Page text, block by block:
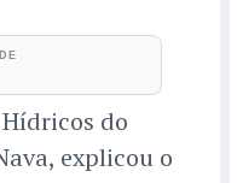
do
explicou o